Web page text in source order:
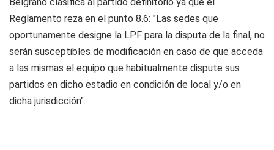
Reglamento reza en el punto 8.6: "Las sedes que
oportunamente designe la LPF para la disputa de la final, no
serán susceptibles de modificación en caso de que acceda
a las mismas el equipo que habitualmente dispute sus
partidos en dicho estadio en condición de local y/o en
dicha jurisdicción".